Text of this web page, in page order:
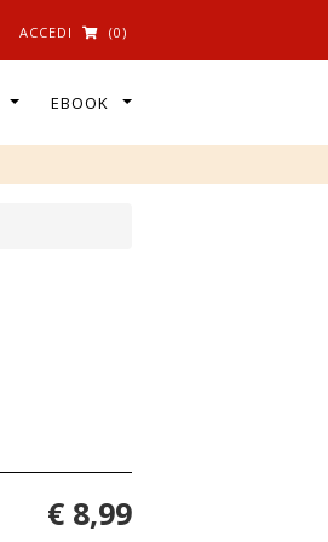
ACCEDI (0)
EBOOK
€ 8,99